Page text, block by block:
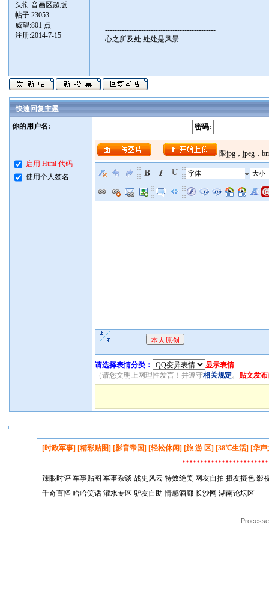
头衔:音画区超版
帖子:23053
威望:801 点
注册:2014-7-15
----------------------------------------------
心之所及处 处处是风景
快速回复主题
你的用户名: 密码:
启用 Html 代码
使用个人签名
字体 大小
请选择表情分类：
显示表情
（请您文明上网理性发言！并遵守相关规定。 贴文发
[时政军事] [精彩贴图] [影音帝国] [轻松休闲] [旅 游 区] [38℃生活] [华
************************
辣眼时评 军事贴图 军事杂谈 战史风云 特效绝美 网友自拍 摄友摄色 影
千奇百怪 哈哈笑话 灌水专区 驴友自助 情感酒廊 长沙网 湖南论坛区